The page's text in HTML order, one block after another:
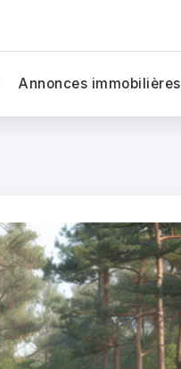
Annonces immobilières